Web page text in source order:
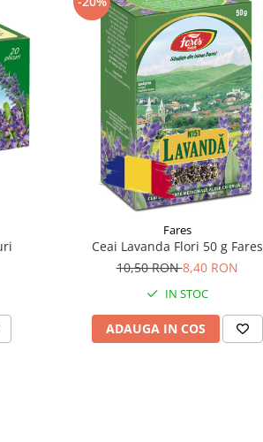
Fares
Ceai Lavanda Flori 50 g Fares
10,50 RON8,40 RON
IN STOC
ADAUGA IN COS